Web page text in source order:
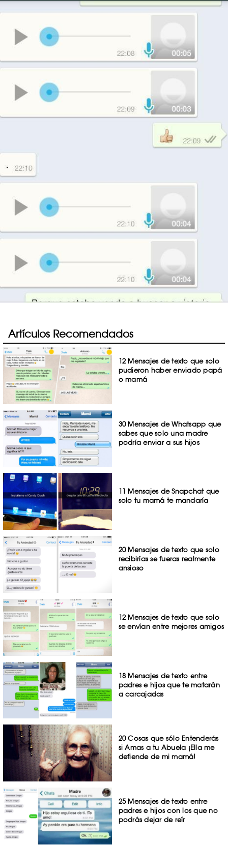
Artículos Recomendados
12 Mensajes de texto que solo
pudieron haber enviado papá
o mamá
30 Mensajes de Whatsapp que
sabes que solo una madre
podría enviar a sus hijos
11 Mensajes de Snapchat que
solo tu mamá te mandaría
20 Mensajes de texto que solo
recibirías se fueras realmente
ansioso
12 Mensajes de texto que solo
se envían entre mejores amigos
18 Mensajes de texto entre
padres e hijos que te matarán
a carcajadas
20 Cosas que sólo Entenderás
si Amas a tu Abuela ¡Ella me
defiende de mi mamá!
25 Mensajes de texto entre
padres e hijos con los que no
podrás dejar de reír